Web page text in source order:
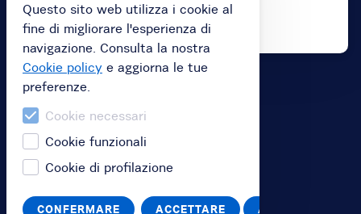
Acquista
Acquista un abbonamento
Acquista una gift card
Questo sito web utilizza i cookie al
fine di migliorare l'esperienza di
navigazione. Consulta la nostra
Cookie policy e aggiorna le tue
preferenze.
Cookie necessari
Cookie funzionali
Cookie di profilazione
CONFERMARE
ACCETTARE
ANNULLA